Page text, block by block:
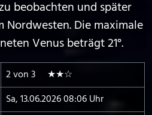
beobachten und später
Nordwesten. Die maximale
Venus beträgt 21°.
2 von 3 ★★☆
Sa, 13.06.2026 08:06 Uhr